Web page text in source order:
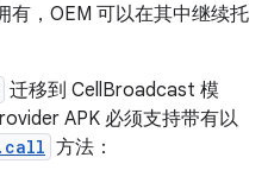
有，OEM 可以在其中继续托
迁移到 CellBroadcast 模
APK 必须支持带有以
方法：